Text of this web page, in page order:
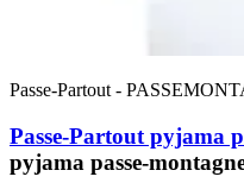
Passe-Partout -
Passe-Partout pyjama
pyjama passe-